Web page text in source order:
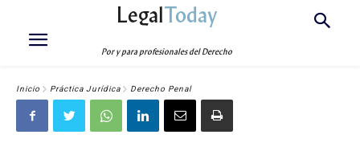
LegalToday
Por y para profesionales del Derecho
Inicio Práctica Jurídica Derecho Penal